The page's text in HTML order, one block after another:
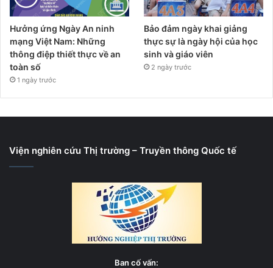
Hưởng ứng Ngày An ninh
mạng Việt Nam: Những
thông điệp thiết thực về an
toàn số
1 ngày trước
Bảo đảm ngày khai giảng
thực sự là ngày hội của học
sinh và giáo viên
2 ngày trước
Viện nghiên cứu Thị trường – Truyền thông Quốc tế
Ban cố vấn: